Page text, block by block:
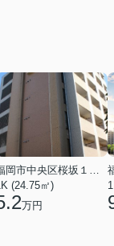
(24.75㎡)
万円